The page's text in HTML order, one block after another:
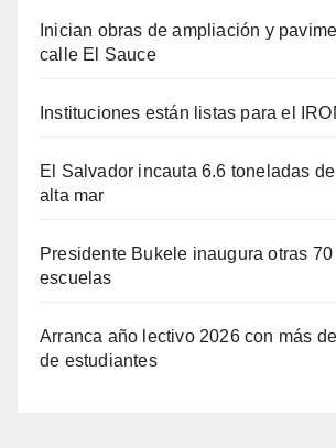
Inician obras de ampliación y
calle El Sauce
Instituciones están listas para el
El Salvador incauta 6.6 toneladas
alta mar
Presidente Bukele inaugura otras
escuelas
Arranca año lectivo 2026 con más
de estudiantes